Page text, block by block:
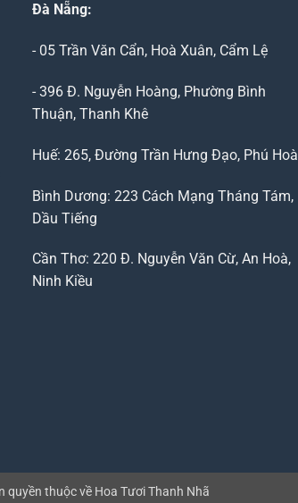
Đà Nẵng:
- 05 Trần Văn Cẩn, Hoà Xuân, Cẩm Lệ
- 396 Đ. Nguyễn Hoàng, Phường Bình
Thuận, Thanh Khê
Huế: 265, Đường Trần Hưng Đạo, Phú Hoà
Bình Dương: 223 Cách Mạng Tháng Tám,
Dầu Tiếng
Cần Thơ: 220 Đ. Nguyễn Văn Cừ, An Hoà,
Ninh Kiều
thuộc về Hoa Tươi Thanh Nhã